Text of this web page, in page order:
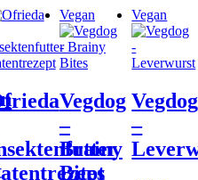
Vegan
Vegdog
–
Brainy
Bites
Vegan
Vegdog
–